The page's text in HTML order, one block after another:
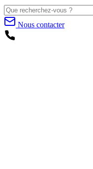
Nous contacter